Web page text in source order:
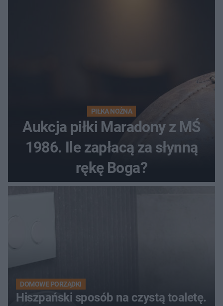
PIŁKA NOŻNA
Aukcja piłki Maradony z MŚ
1986. Ile zapłacą za słynną
rękę Boga?
DOMOWE PORZĄDKI
Hiszpański sposób na czystą toaletę.